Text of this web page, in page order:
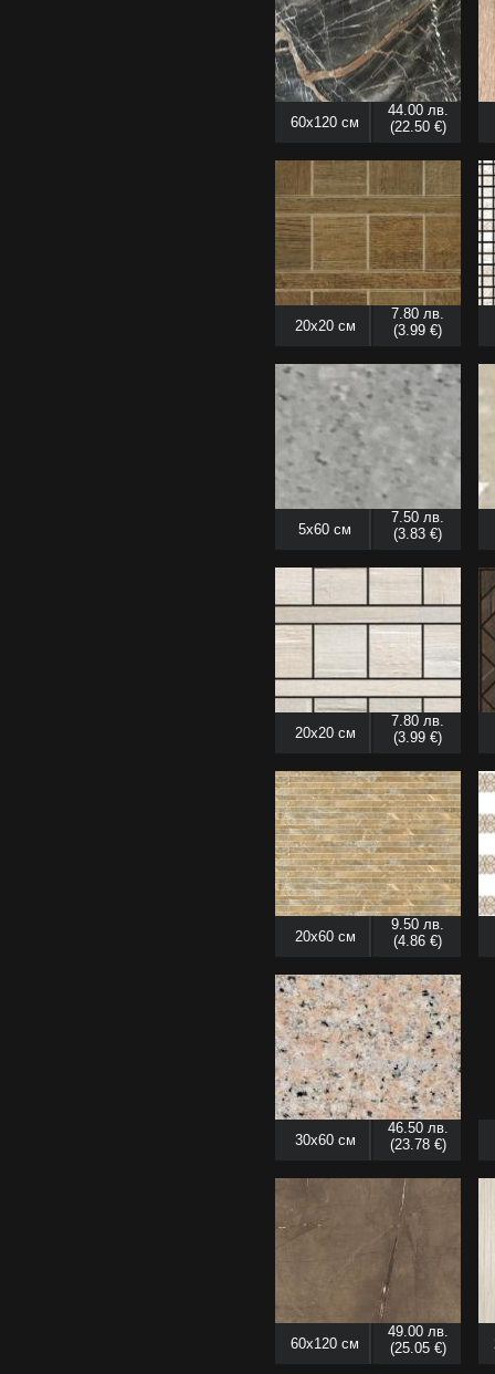
60x120 см
44.00 лв.
(22.50 €)
20x20 см
7.80 лв.
(3.99 €)
5x60 см
7.50 лв.
(3.83 €)
20x20 см
7.80 лв.
(3.99 €)
20x60 см
9.50 лв.
(4.86 €)
30x60 см
46.50 лв.
(23.78 €)
60x120 см
49.00 лв.
(25.05 €)